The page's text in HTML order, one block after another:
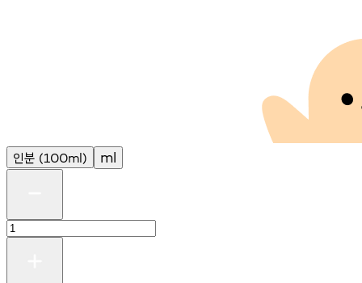
인분 (100ml) ml